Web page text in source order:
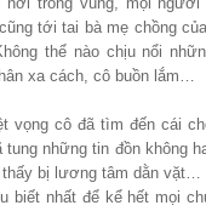
tới tai bà mẹ chồng
thể nào chịu nổi
xa cách, cô buồn lắm…
vọng cô đã tìm đến cái
tung những tin đồn không
bị lương tâm dằn vặt…
biết nhất để kể hết mọi